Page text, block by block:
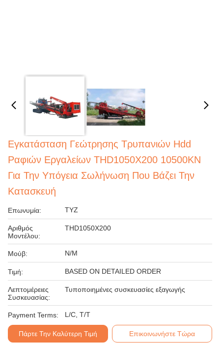
Εγκατάσταση Γεώτρησης Τρυπανιών Hdd
Ραφιών Εργαλείων THD1050X200 10500KN
Για Την Υπόγεια Σωλήνωση Που Βάζει Την
Κατασκευή
Επωνυμία: TYZ
Αριθμός
Μοντέλου:
THD1050X200
Μούβ: N/M
Τιμή: BASED ON DETAILED ORDER
Λεπτομέρειες
Συσκευασίας:
Τυποποιημένες συσκευασίες εξαγωγής
Payment Terms: L/C, T/T
Πάρτε Την Καλύτερη Τιμή Επικοινωνήστε Τώρα